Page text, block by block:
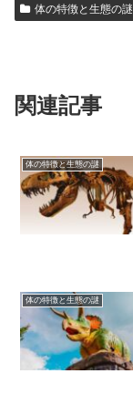
体の特徴と生態の謎
関連記事
体の特徴と生態の謎
体の特徴と生態の謎